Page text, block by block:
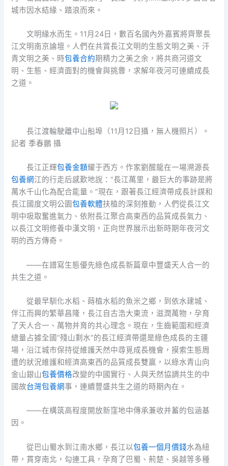
城市因水結緣、踏浪而來。
文明緣水而生。11月24日，數百名國內外嘉賓將齊聚長
江文明南京論壇。人們在共賞長江文明的生態文明之美、汗
青文明之美、時包養合約期精力之美之余，將共商河道文
明、生態、經濟面對的機會與挑釁，求解年夜河可連續成長
之道。
長江渡輪駛離中山船埠（11月12日攝，無人機照片）。
記者 季春鵬 攝
長江正輝包養金額耀于西方。作家劉醒龍在一場溯源長
包養網江的行走后感歎地說：“長江萬里，最巨大的事跡是將
萬水千山化為配合能量。”現在，跟著長江經濟帶成長計謀和
長江國度文明公園包養軟體扶植的深刻推動，人們從長江文
明中吸取奮進氣力、依附長江聚合高東西的品質成長氣力、
以長江文明修養中漢文明，正向世界展示出新時期年夜河文
明的西方傳奇。
——在譜寫生態優先綠色成長新篇章中豐盛天人合一的
共生之道。
從最早馴化水稻、蒔植水稻的魚米之鄉，到依水建城、
伴江而興的繁華昌隆，長江自古浩大東流，滋潤萬物，孕育
了天人合一、萬物并育的共心理念。現在，生齒範圍和經濟
總量占據全國“殘山剩水”的長江經濟帶還是綠色成長的主疆
場，沿江城市保持從維護天然中尋覓成長機會，摸索生態周
遭的狀況維護和經濟高東西的品質成長雙贏，以綠水青山向
金山銀山包養價格改變的中國實行、人與天然協調共生的中
國故台灣包養網事，連續豐盛共生之道的時期內在。
——在構筑高程度開放新窪地中傳承兼收并蓄的包涵基
因。
從巴山蜀水到江南水鄉，長江以包養一個月價錢水為紐
帶，貫穿南北，勾連工具，孕育了巴蜀、荊楚、吳越等多種